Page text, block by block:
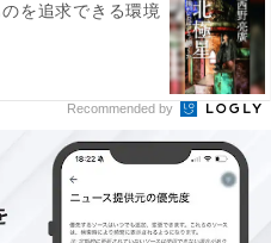
とをきっかけに、昔の友達
。本作では、紬と一緒にい
ュンキュンした視聴者も多
らずに見ていましたが、
くなりました（40歳女性
を追求できる環境
Recommended by